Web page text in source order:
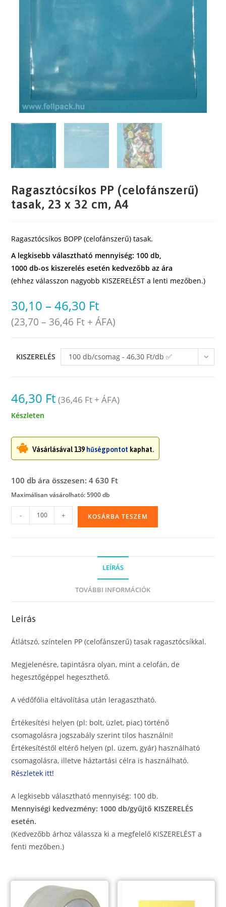
Ragasztócsíkos PP (celofánszerű)
tasak, 23 x 32 cm, A4
Ragasztócsíkos BOPP (celofánszerű) tasak.
A legkisebb választható mennyiség: 100 db,
1000 db-os kiszerelés esetén kedvezőbb az ára
(ehhez válasszon nagyobb KISZERELÉST a lenti mezőben.)
30,10 –46,30 Ft
(23,70– 36,46 Ft + ÁFA)
KISZERELÉS
100 db/csomag - 46,30 Ft/db ✅
46,30 Ft (36,46 Ft + ÁFA)
Készleten
Vásárlásával 139 hűségpontot kaphat.
100 db ára összesen: 4 630 Ft
Maximálisan vásárolható: 5900 db
Ragasztócsíkos
PP
- + KOSÁRBA TESZEM
LEÍRÁS
TOVÁBBI INFORMÁCIÓK
Leírás
Átlátszó, színtelen PP (celofánszerű) tasak ragasztócsíkkal.
Megjelenésre, tapintásra olyan, mint a celofán, de
hegesztőgéppel hegeszthető.
A védőfólia eltávolítása után leragasztható.
Értékesítési helyen (pl: bolt, üzlet, piac) történő
csomagolásra jogszabály szerint tilos használni!
Értékesítéstől eltérő helyen (pl. üzem, gyár) használható
csomagolásra, illetve háztartási célra is használható.
Részletek itt!
A legkisebb választható mennyiség: 100 db.
Mennyiségi kedvezmény: 1000 db/gyűjtő KISZERELÉS
esetén.
(Kedvezőbb árhoz válassza ki a megfelelő KISZERELÉST a
fenti mezőben.)